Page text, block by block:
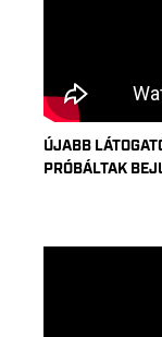
ÚJABB
PRÓBÁLTAK